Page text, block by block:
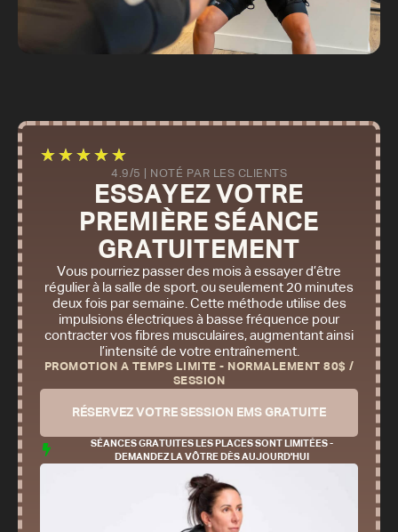
★★★★★
4.9/5 | NOTÉ PAR LES CLIENTS
ESSAYEZ VOTRE
PREMIÈRE SÉANCE
GRATUITEMENT
Vous pourriez passer des mois à essayer d’être
régulier à la salle de sport, ou seulement 20 minutes
deux fois par semaine. Cette méthode utilise des
impulsions électriques à basse fréquence pour
contracter vos fibres musculaires, augmentant ainsi
l’intensité de votre entraînement.
PROMOTION A TEMPS LIMITE - NORMALEMENT 80$ /
SESSION
RÉSERVEZ VOTRE SESSION EMS GRATUITE
SÉANCES GRATUITES LES PLACES SONT LIMITÉES -
DEMANDEZ LA VÔTRE DÈS AUJOURD'HUI